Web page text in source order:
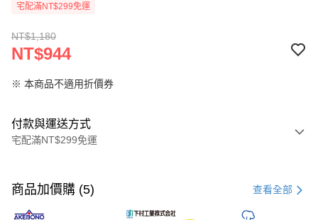
宅配滿NT$299免運
NT$1,180
NT$944
※ 本商品不適用折價券
付款與運送方式
宅配滿NT$299免運
信用卡一次付款
超商取貨付款
商品加價購 (5) 查看全部